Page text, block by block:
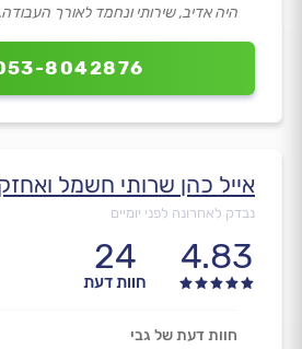
8042876
היה אדיב, שירותי ונחמד לאורך
אייל כהן שרותי חשמל
נבדק לאחרונה לפני יומיים
4.83
24
חוות דעת
חוות דעת של גבי